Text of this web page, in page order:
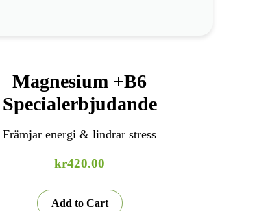
Magnesium +B6
Specialerbjudande
Främjar energi & lindrar stress
kr420.00
Add to Cart